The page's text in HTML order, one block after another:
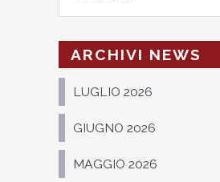
ARCHIVI NEWS
LUGLIO 2026
GIUGNO 2026
MAGGIO 2026